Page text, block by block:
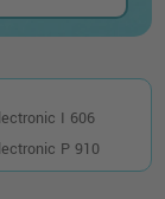
I 606
P 910